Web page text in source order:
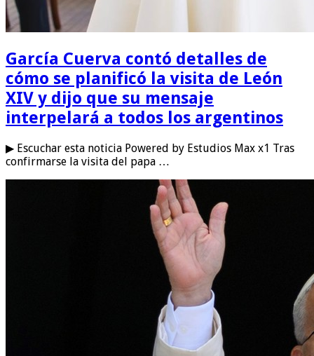
García Cuerva contó detalles de
cómo se planificó la visita de León
XIV y dijo que su mensaje
interpelará a todos los argentinos
▶ Escuchar esta noticia Powered by Estudios Max x1 Tras
confirmarse la visita del papa …